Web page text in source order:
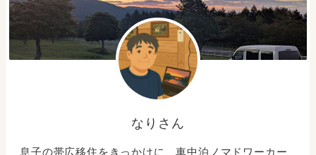
なりさん
息子の帯広移住をきっかけに、車中泊ノマドワーカー